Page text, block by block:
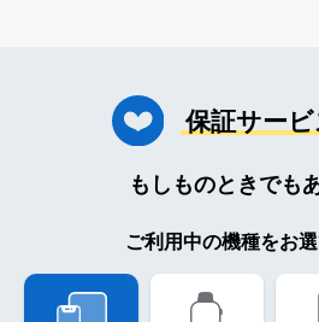
保証サー
もしものときでも
ご利用中の機種をお